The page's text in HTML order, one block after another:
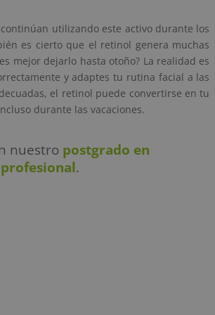
utilizando este activo durante los
es cierto que el retinol genera muchas
mejor dejarlo hasta otoño? La realidad es
y adaptes tu rutina facial a las
el retinol puede convertirse en tu
durante las vacaciones.
nuestro postgrado en
.